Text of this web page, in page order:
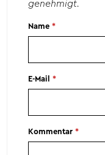
genehmigt.
Name*
E-Mail*
Kommentar*